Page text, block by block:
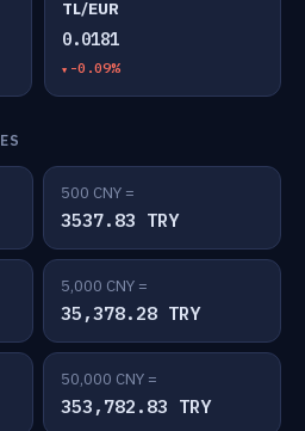
TL/EUR
0.0181
-0.09%
500 CNY =
3537.83 TRY
5,000 CNY =
35,378.28 TRY
50,000 CNY =
353,782.83 TRY